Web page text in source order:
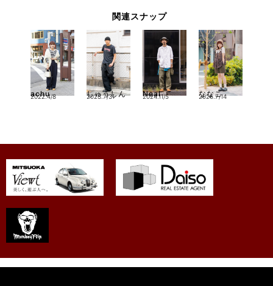
関連スナップ
achu
2022.4/8 しゅうしん
2023.7/31 Neal
2024.11/5 ななこ
2026.7/14